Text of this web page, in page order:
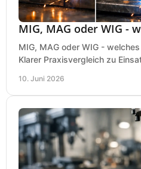
MIG, MAG oder WIG -
MIG, MAG oder WIG -
Klarer Praxisvergleich zu
10. Juni 2026